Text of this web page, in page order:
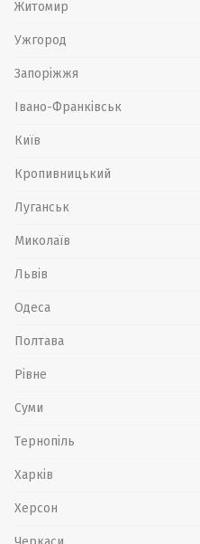
Житомир
Ужгород
Запоріжжя
Івано-Франківськ
Київ
Кропивницький
Луганськ
Миколаїв
Львів
Одеса
Полтава
Рівне
Суми
Тернопіль
Харків
Херсон